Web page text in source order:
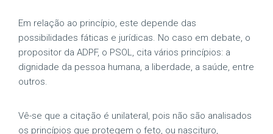
Em relação ao princípio, este depende das
possibilidades fáticas e jurídicas. No caso em debate, o
propositor da ADPF, o PSOL, cita vários princípios: a
dignidade da pessoa humana, a liberdade, a saúde, entre
outros.
Vê-se que a citação é unilateral, pois não são analisados
os princípios que protegem o feto, ou nascituro,